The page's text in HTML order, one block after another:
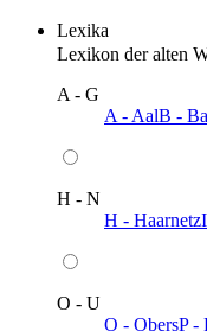
Lexika
Lexikon der alten
A - G
A - AalB -
H - N
H - Haarnetz
O - U
O - ObersP -